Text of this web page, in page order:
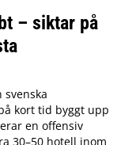
– siktar på
kort tid byggt upp
en offensiv
30–50 hotell inom